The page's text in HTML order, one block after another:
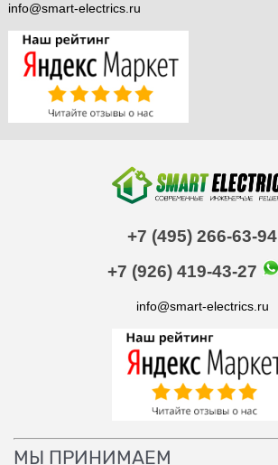
info@smart-electrics.ru
+7 (495) 266-63-94
+7 (926) 419-43-27
info@smart-electrics.ru
МЫ ПРИНИМАЕМ